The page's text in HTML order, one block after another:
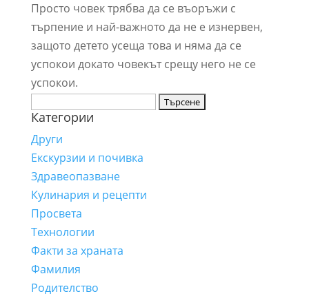
Просто човек трябва да се въоръжи с
търпение и най-важното да не е изнервен,
защото детето усеща това и няма да се
успокои докато човекът срещу него не се
успокои.
за:
Категории
Други
Екскурзии и почивка
Здравеопазване
Кулинария и рецепти
Просвета
Технологии
Факти за храната
Фамилия
Родителство